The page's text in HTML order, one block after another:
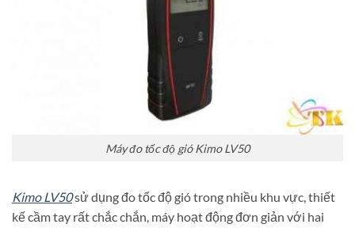
Máy đo tốc độ gió Kimo LV50
Kimo LV50sử dụng đo tốc độ gió trong nhiều khu vực, thiết
kế cầm tay rất chắc chắn, máy hoạt động đơn giản với hai